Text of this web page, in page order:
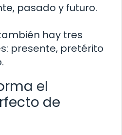
pasado y futuro.
hay tres
presente, pretérito
el
de